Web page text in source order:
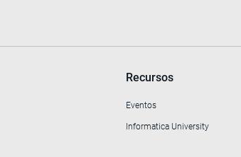
Recursos
Eventos
Informatica University